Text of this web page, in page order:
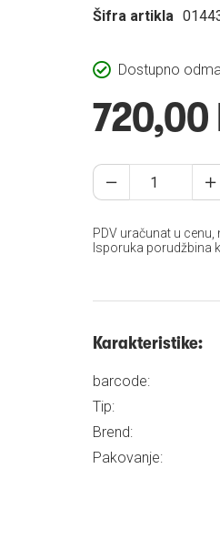
Dostupno
Šifra artikla
720,00
PDV uračunat u
Isporuka porudžbina
Karakteristike:
barcode:
Tip:
Brend:
Pakovanje: